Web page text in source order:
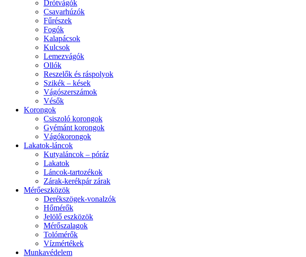
Drótvágók
Csavarhúzók
Fűrészek
Fogók
Kalapácsok
Kulcsok
Lemezvágók
Ollók
Reszelők és ráspolyok
Szikék – kések
Vágószerszámok
Vésők
Korongok
Csiszoló korongok
Gyémánt korongok
Vágókorongok
Lakatok-láncok
Kutyaláncok – póráz
Lakatok
Láncok-tartozékok
Zárak-kerékpár zárak
Mérőeszközök
Derékszögek-vonalzók
Hőmérők
Jelölő eszközök
Mérőszalagok
Tolómérők
Vízmértékek
Munkavédelem